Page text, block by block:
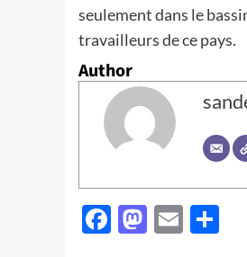
seulement dans le
travailleurs de ce pays.
Author
Facebook
Email